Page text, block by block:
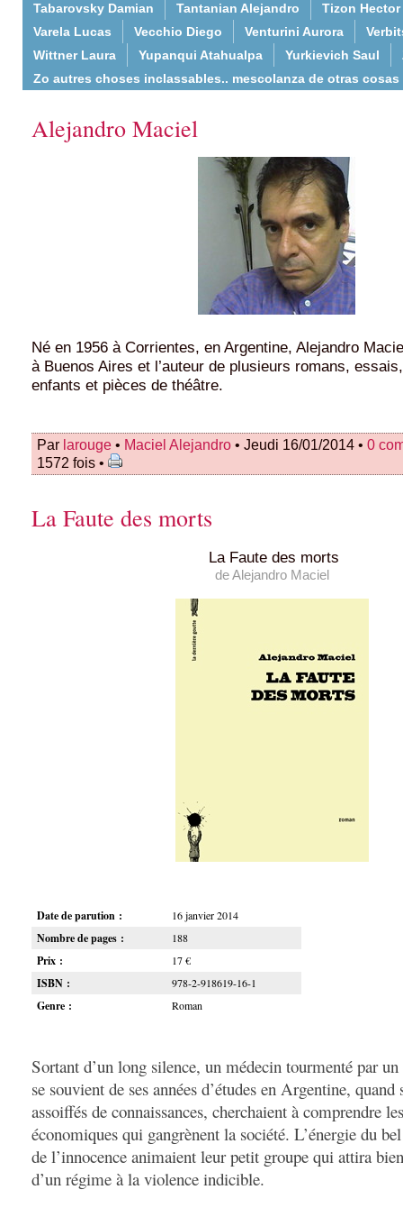
Tabarovsky Damian
Tantanian Alejandro
Tizon Hector
Varela Lucas
Vecchio Diego Venturini Aurora
Wittner Laura
Yupanqui Atahualpa Yurkievich Saul
Zo autres choses inclassables.. mescolanza de otras cosas
Alejandro Maciel
Né en 1956 à Corrientes, en Argentine, Alejandro
à Buenos Aires et l’auteur de plusieurs romans,
enfants et pièces de théâtre.
Par larouge • Maciel Alejandro • Jeudi 16/01/2014 • 0
1572 fois •
La Faute des morts
La Faute des morts
de Alejandro Maciel
Date de parution : 16 janvier 2014
Nombre de pages : 188
Prix : 17 €
ISBN : 978-2-918619-16-1
Genre : Roman
Sortant d’un long silence, un médecin tourmenté par
se souvient de ses années d’études en Argentine,
assoiffés de connaissances, cherchaient à comprendre
économiques qui gangrènent la société. L’énergie du
de l’innocence animaient leur petit groupe qui attira
d’un régime à la violence indicible.